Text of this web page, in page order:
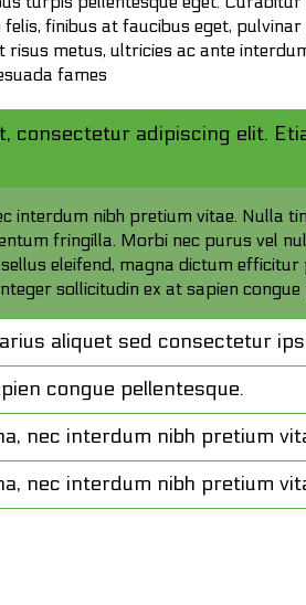
finibus at faucibus eget,
metus, ultricies ac ante
fames
consectetur adipiscing elit.
interdum nibh pretium vitae. Nulla
fringilla. Morbi nec purus vel
eleifend, magna dictum
sollicitudin ex at sapien congue
aliquet sed consectetur
congue pellentesque.
nec interdum nibh pretium
nec interdum nibh pretium